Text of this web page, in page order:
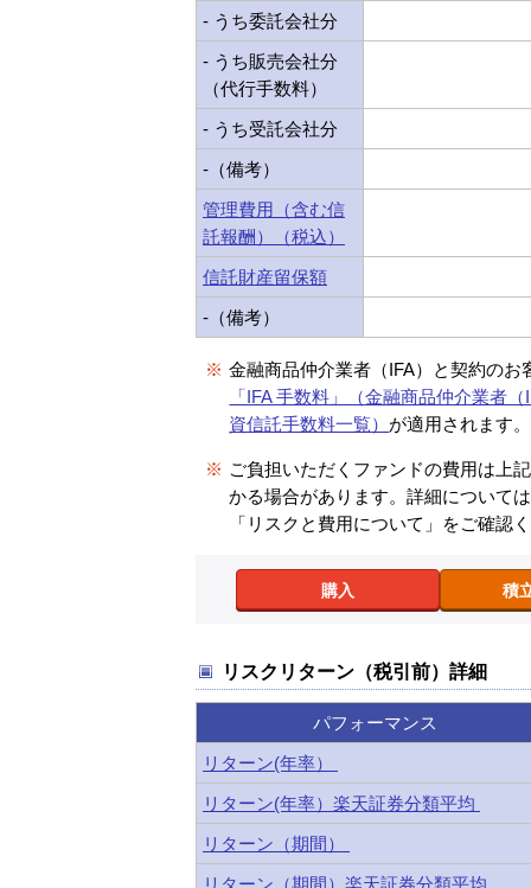
- うち委託会社分
- うち販売会社分
（代行手数料）
- うち受託会社分
-（備考）
管理費用（含む信
託報酬）（税込）
信託財産留保額
-（備考）
※ 金融商品仲介業者（IFA）と契約のお
「IFA 手数料」（金融商品仲介業者
資信託手数料一覧） が適用されます。
※ ご負担いただくファンドの費用は上
かる場合があります。詳細について
「リスクと費用について」をご確認
購入 積
リスクリターン（税引前）詳細
パフォーマンス
リターン(年率）
リターン(年率）楽天証券分類平均
リターン（期間）
リターン（期間）楽天証券分類平均